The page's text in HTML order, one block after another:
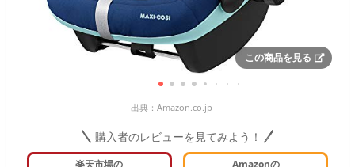
この商品を見る
出典： Amazon.co.jp
購入者のレビューを見てみよう！
楽天市場の
Amazonの